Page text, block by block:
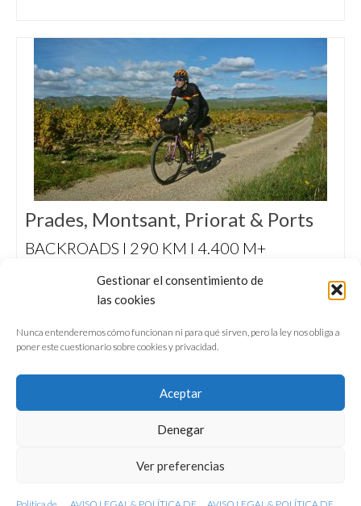
Gestionar el consentimiento de
las cookies
Nunca entenderemos cómo funcionan ni para qué sirven, pero la ley nos obliga a
poner este cuestionario sobre cookies y privacidad.
Aceptar
Denegar
Ver preferencias
Prades, Montsant, Priorat & Ports
BACKROADS I 290 KM I 4.400 M+
pedalear de sol a sol, desde las Muntanyes de
Prades al Montsant, las viñas del Priorat y las
moles rocosas de Los Ports…
CONFERENCIAS
VÍDEOS & REPORTAJES TV
NUESTROS LIBROS